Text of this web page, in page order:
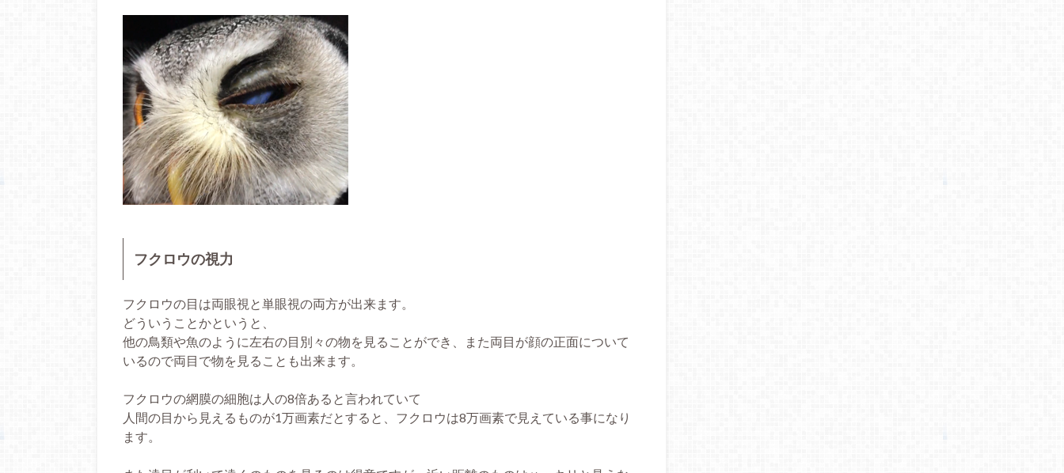
フクロウの視力
フクロウの目は両眼視と単眼視の両方が出来ます。
どういうことかというと、
他の鳥類や魚のように左右の目別々の物を見ることができ、また両目が顔の正面について
いるので両目で物を見ることも出来ます。
フクロウの網膜の細胞は人の8倍あると言われていて
人間の目から見えるものが1万画素だとすると、フクロウは8万画素で見えている事になり
ます。